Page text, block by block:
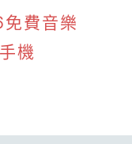
費音樂
機